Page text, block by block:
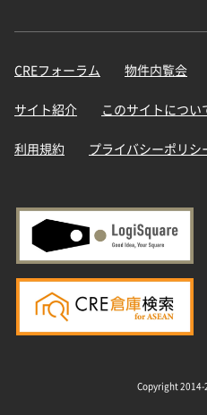
CREフォーラム 物件内覧会
サイト紹介 このサイトについ
利用規約 プライバシーポリシ
Copyright 2014-